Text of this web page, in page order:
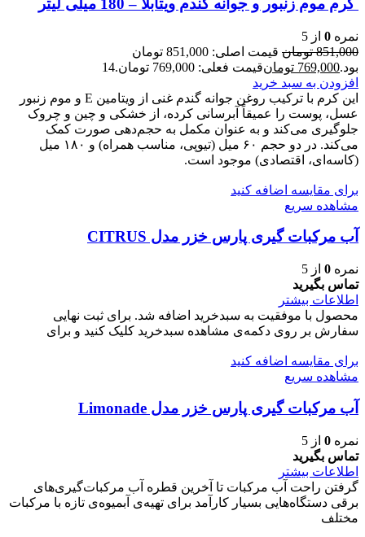
کرم موم زنبور و جوانه گندم ویتابلا – 180 میلی لیتر
نمره 0 از 5
851,000 تومان
قیمت اصلی: 851,000 تومان
بود.769,000 تومانقیمت فعلی: 769,000 تومان.
14
افزودن به سبد خرید
این کرم با ترکیب روغن جوانه گندم غنی از ویتامین E و موم زنبور
عسل، پوست را عمیقاً آبرسانی کرده، از خشکی و چین و چروک
جلوگیری می‌کند و به عنوان مکمل به حجم‌دهی صورت کمک
می‌کند. در دو حجم ۶۰ میل (تیوپی، مناسب همراه) و ۱۸۰ میل
(کاسه‌ای، اقتصادی) موجود است.
برای مقایسه اضافه کنید
مشاهده سریع
آب مرکبات گیری پارس خزر مدل CITRUS
نمره 0 از 5
تماس بگیرید
اطلاعات بیشتر
محصول با موفقیت به سبدخرید اضافه شد. برای ثبت نهایی
سفارش بر روی دکمه‌ی مشاهده سبدخرید کلیک کنید و برای
برای مقایسه اضافه کنید
مشاهده سریع
آب مرکبات گیری پارس خزر مدل Limonade
نمره 0 از 5
تماس بگیرید
اطلاعات بیشتر
گرفتن راحت آب مرکبات تا آخرین قطره آب مرکبات‌گیری‌های
برقی دستگاه‌هایی بسیار کارآمد برای تهیه‌ی آبمیوه‌ی تازه با مرکبات
مختلف